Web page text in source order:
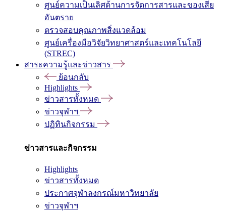
ศูนย์ความเป็นเลิศด้านการจัดการสารและของเสีย
อันตราย
ตรวจสอบคุณภาพสิ่งแวดล้อม
ศูนย์เครื่องมือวิจัยวิทยาศาสตร์และเทคโนโลยี
(STREC)
สาระความรู้และข่าวสาร
ย้อนกลับ
Highlights
ข่าวสารทั้งหมด
ข่าวจุฬาฯ
ปฏิทินกิจกรรม
ข่าวสารและกิจกรรม
Highlights
ข่าวสารทั้งหมด
ประกาศจุฬาลงกรณ์มหาวิทยาลัย
ข่าวจุฬาฯ